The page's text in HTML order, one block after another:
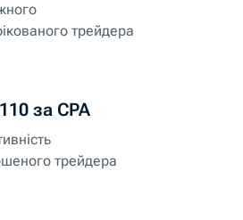
трейдера
за CPA
трейдера